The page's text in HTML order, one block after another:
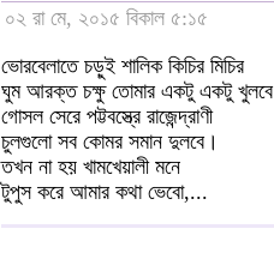
০২ রা মে, ২০১৫ বিকাল ৫:১৫
ভোরবেলাতে চড়ুই শালিক কিচির মিচির
ঘুম আরক্ত চক্ষু তোমার একটু একটু খুলবে
গোসল সেরে পট্টবস্ত্রে রাজেন্দ্রাণী
চুলগুলো সব কোমর সমান দুলবে।
তখন না হয় খামখেয়ালী মনে
টুপুস করে আমার কথা ভেবো,...